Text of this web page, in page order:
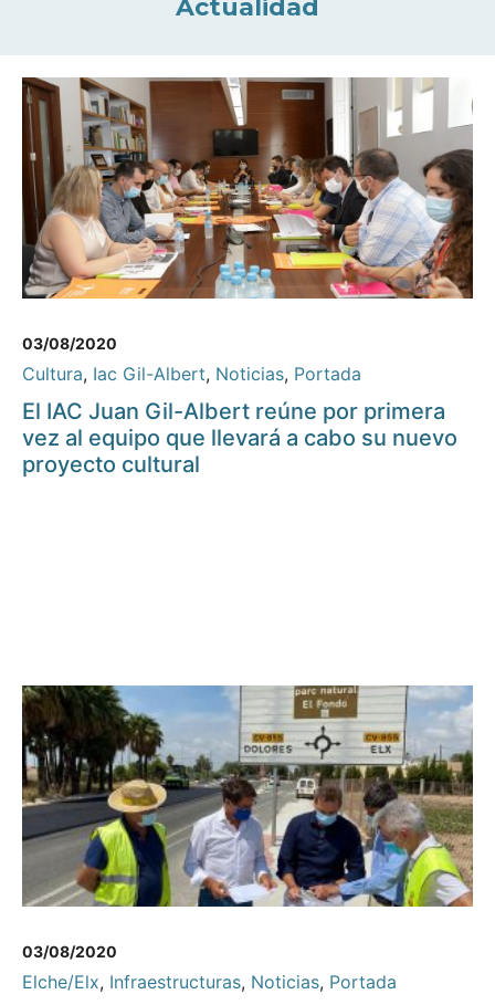
Actualidad
03/08/2020
Cultura, Iac Gil-Albert, Noticias, Portada
El IAC Juan Gil-Albert reúne por primera
vez al equipo que llevará a cabo su nuevo
proyecto cultural
03/08/2020
Elche/Elx, Infraestructuras, Noticias, Portada